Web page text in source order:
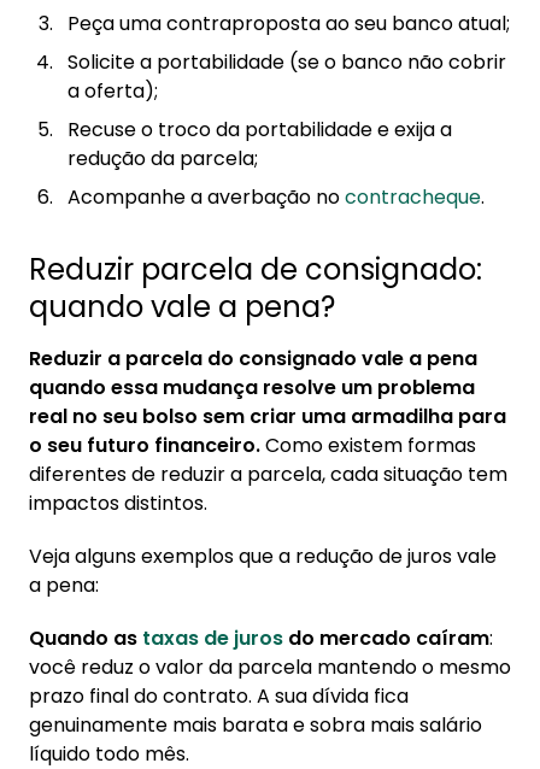
Peça uma contraproposta ao seu banco atual;
Solicite a portabilidade (se o banco não cobrir
a oferta);
Recuse o troco da portabilidade e exija a
redução da parcela;
Acompanhe a averbação nocontracheque.
Reduzir parcela de consignado:
quando vale a pena?
Reduzir a parcela do consignado vale a pena
quando essa mudança resolve um problema
real no seu bolso sem criar uma armadilha para
o seu futuro financeiro.Como existem formas
diferentes de reduzir a parcela, cada situação tem
impactos distintos.
Veja alguns exemplos que a redução de juros vale
a pena:
Quando as taxas de juros do mercado caíram:
você reduz o valor da parcela mantendo o mesmo
prazo final do contrato. A sua dívida fica
genuinamente mais barata e sobra mais salário
líquido todo mês.